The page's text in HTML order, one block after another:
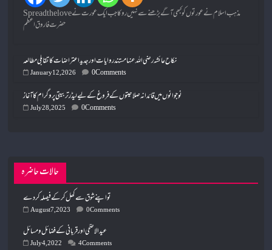
Spread the loveمذہب اسلام نے عورتوں کو کبھی آگے بڑھنے سے نہیں روکا جب ایک عورت نے
حضرت فاروق اعظم
نکاح عائشہ رضی اللہ عنہا مستند روایات اور جدید اعتراضات کا تقابلی مطالعہ
January 12, 2026 0 Comments
نوجوانوں میں قائدانہ صلاحیتوں کے فروغ کے لیے لیڈر تربیتی پروگرام کا آغاز
July 28, 2025 0 Comments
حالات حاضرہ
تو اپنے شوق سے کھل کر کے فیصلہ کردے
August 7, 2023 0 Comments
عیدالاضحٰی اورقربانی کے فضائل ومسائل
July 4, 2022 4 Comments